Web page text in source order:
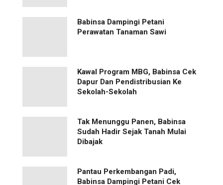
Babinsa Dampingi Petani
Perawatan Tanaman Sawi
Kawal Program MBG, Babinsa Cek
Dapur Dan Pendistribusian Ke
Sekolah-Sekolah
Tak Menunggu Panen, Babinsa
Sudah Hadir Sejak Tanah Mulai
Dibajak
Pantau Perkembangan Padi,
Babinsa Dampingi Petani Cek